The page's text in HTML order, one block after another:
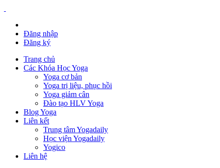
Đăng nhập
Đăng ký
Trang chủ
Các Khóa Học Yoga
Yoga cơ bản
Yoga trị liệu, phục hồi
Yoga giảm cân
Đào tạo HLV Yoga
Blog Yoga
Liên kết
Trung tâm Yogadaily
Học viện Yogadaily
Yogico
Liên hệ